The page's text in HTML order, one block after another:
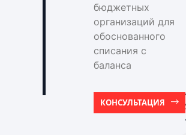
бюджетных
организаций для
обоснованного
списания с
баланса
КОНСУЛЬТАЦИЯ